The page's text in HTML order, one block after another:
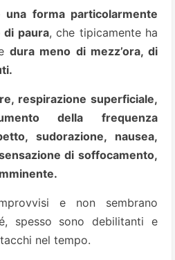
una forma particolarmente
di paura, che tipicamente ha
dura meno di mezz’ora, di
respirazione superficiale,
della frequenza
sudorazione, nausea,
di soffocamento,
e non sembrano
spesso sono debilitanti e
nel tempo.